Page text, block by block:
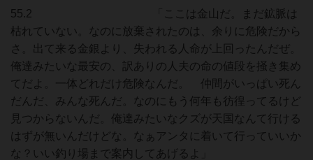
55.2 「ここは金山だ。まだ鉱脈は
枯れていない。なのに放棄されたのは、余りに危険だから
さ。出て来る金銀より、失われる人命が上回ったんだぜ。
俺達みたいな最安の、訳ありの人夫の命の値段を掻き集め
てだよ。一体どれだけ危険なんだ。 仲間がいっぱい死ん
だんだ、みんな死んだ。なのにもう何年も彷徨ってるけど
見つからないんだ。俺達みたいなクズが天国なんて行ける
はずが無いんだけどな。なぁアンタに着いて行っていいか
な？いい釣り場まで案内してあげるよ」